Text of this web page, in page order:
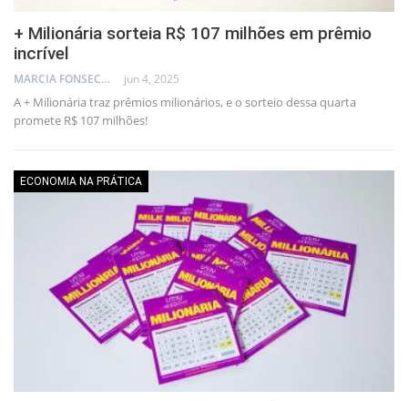
+ Milionária sorteia R$ 107 milhões em prêmio
incrível
MARCIA FONSECA - FINANCIAL CONSULTANT jun 4, 2025
A + Milionária traz prêmios milionários, e o sorteio dessa quarta
promete R$ 107 milhões!
ECONOMIA NA PRÁTICA